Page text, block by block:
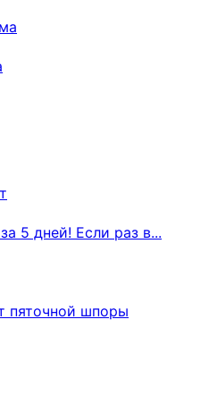
5 дней! Если раз в...
пяточной шпоры